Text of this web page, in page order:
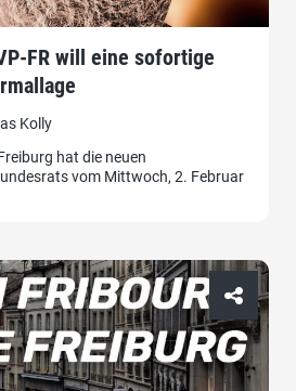
FR will eine sofortige
Kolly
hat die neuen
vom Mittwoch, 2. Februar